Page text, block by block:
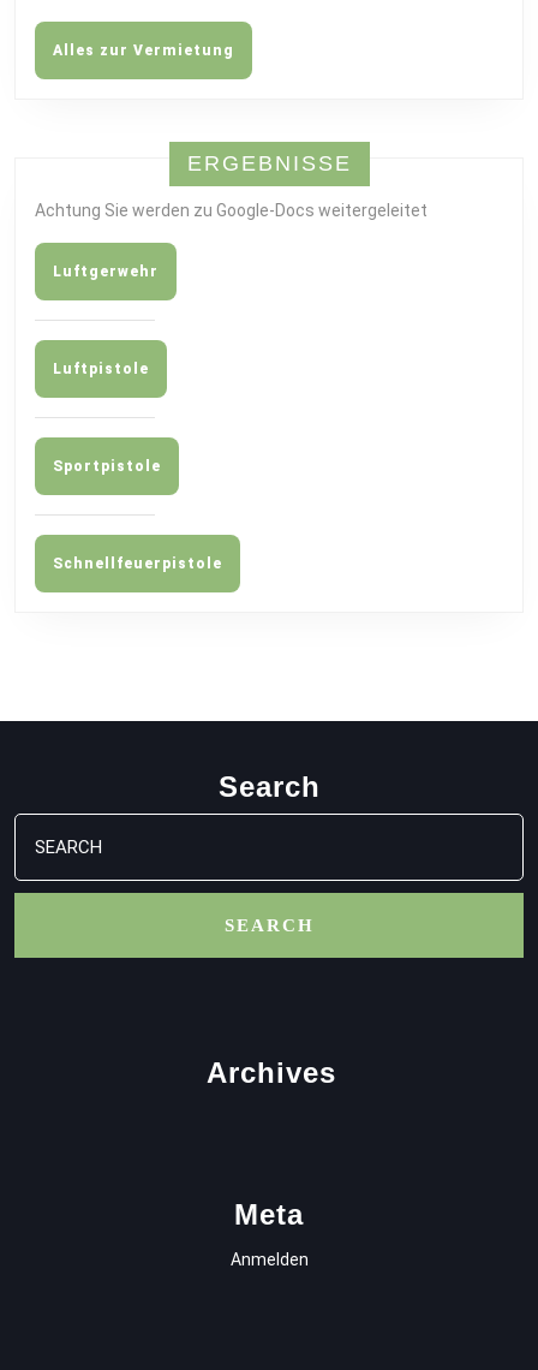
Alles zur Vermietung
ERGEBNISSE
Achtung Sie werden zu Google-Docs weitergeleitet
Luftgerwehr
Luftpistole
Sportpistole
Schnellfeuerpistole
Search
Search
for:
Archives
Meta
Anmelden